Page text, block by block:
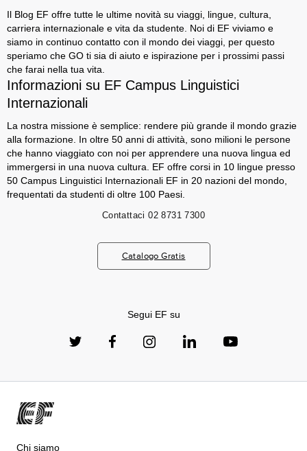
Il Blog EF offre tutte le ultime novità su viaggi, lingue, cultura,
carriera internazionale e vita da studente. Noi di EF viviamo e
siamo in continuo contatto con il mondo dei viaggi, per questo
speriamo che GO ti sia di aiuto e ispirazione per i prossimi passi
che farai nella tua vita.
Informazioni su EF Campus Linguistici
Internazionali
La nostra missione è semplice: rendere più grande il mondo grazie
alla formazione. In oltre 50 anni di attività, sono milioni le persone
che hanno viaggiato con noi per apprendere una nuova lingua ed
immergersi in una nuova cultura. EF offre corsi in 10 lingue presso
50 Campus Linguistici Internazionali EF in 20 nazioni del mondo,
frequentati da studenti di oltre 100 Paesi.
Contattaci 02 8731 7300
Catalogo Gratis
Segui EF su
Chi siamo